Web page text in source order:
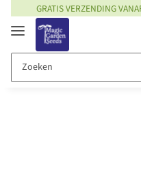
GRATIS VERZENDING